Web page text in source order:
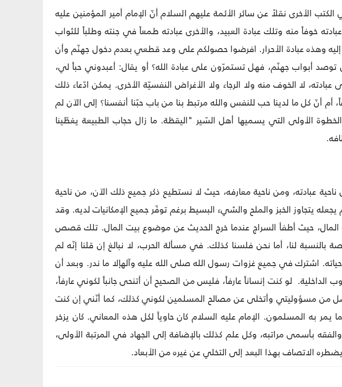
الأخرى نقلاً عن سائر الأئمة عليهم السلام أنّ الإمام أمير المؤمنين عليه
خوفاً منه وتلك عبادة العبيد، والأخرى عبادته طمعاً في جنته وطلباً للثواب
إليه وهذه عبادة الأحرار. افرضوا حصولكم على وعد قطعي بعدم دخول جهنّم وأن
توصد أبواب جهنّم، فهل تستمرّون على عبادة الله؟ أو يقال: أعبدوني حباً لي،
لا الخوف منه ولا الرجاء ولا الأغراض النفسيّة الأخرى. يمكن ادّعاء ذلك
أم أنّ كل ما لدينا حب للنفس والله مرتبط بنا من باب حبّنا أنفسنا؟ إلى الآن لم
الأولى التي يسميها أهل السّير "اليقظة. ما زال حجاب الطبيعة يغطّينا
عبادته، ومن ناحية معارفه، حيث لا نستطيع ذكر جميع ذلك الآن، من ناحية
يجعله يتجاوز الخبز والملح والشيء البسيط برغم توفّر جميع الإمكانيات لديه. وقد
المال، حيث أطفأ السراج عندما خرج الحديث عن موضوع بيت المال. تلك قصص
بالنسبة لنا، أما نحن فلسنا كذلك. في مسألة الحرب، لا نبالغ إن قلنا إنّه لم
اشترك في جميع غزوات رسول الله صلى الله عليه وآلهإلا ما ندر. وبعد أن
لو كنت إنساناً عارفاً، فليس من الصحيح أن أتنحى جانباً لكوني عارفاً،
من مسؤوليتي وأتخلى عن مصالح المسلمين لكوني كذلك، كما أنّني إن كنت
يمر به المسلمون. الإمام عليه السلام كان حاوياً لكل هذه المعاني. كان يزخر
والفقه بأسمى مراتبه، وكل علم كذلك بالإضافة إلى الجهاد في المرتبة الأولى،
الاتصاف بهذا البعد إلى التخلي عن غيره من الأبعاد.